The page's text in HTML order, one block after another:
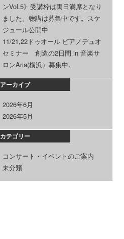
ンVol.5》受講枠は両日満席となり
ました。聴講は募集中です。スケ
ジュール公開中
11/21,22ドゥオール ピアノデュオ
セミナー 創造の2日間 in 音楽サ
ロンAria(横浜）募集中。
アーカイブ
2026年6月
2026年5月
カテゴリー
コンサート・イベントのご案内
未分類